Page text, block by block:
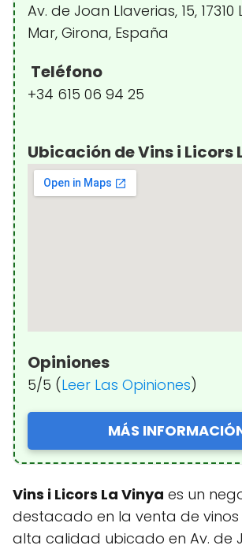
Av. de Joan Llaverias, 15,
Mar, Girona, España
Teléfono
+34 615 06 94 25
Ubicación de Vins i Licors
Opiniones
5/5 (Leer Las Opiniones)
MÁS
Vins i Licors La Vinya es un
destacado en la venta de vinos
alta calidad ubicado en Av. de